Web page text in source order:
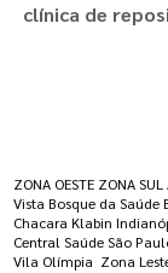
clínica de
ZONA OESTE ZONA SUL
Vista Bosque da Saúde
Chacara Klabin
Central Saúde São
Vila Olímpia Zona